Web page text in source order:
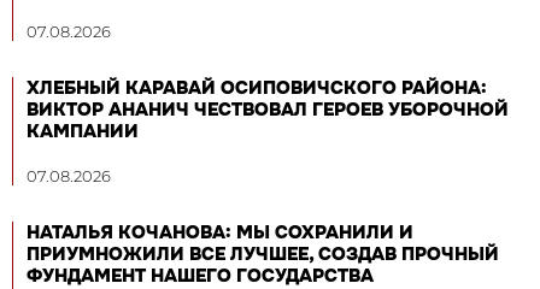
07.08.2026
ХЛЕБНЫЙ КАРАВАЙ ОСИПОВИЧСКОГО РАЙОНА:
ВИКТОР АНАНИЧ ЧЕСТВОВАЛ ГЕРОЕВ УБОРОЧНОЙ
КАМПАНИИ
07.08.2026
НАТАЛЬЯ КОЧАНОВА: МЫ СОХРАНИЛИ И
ПРИУМНОЖИЛИ ВСЕ ЛУЧШЕЕ, СОЗДАВ ПРОЧНЫЙ
ФУНДАМЕНТ НАШЕГО ГОСУДАРСТВА